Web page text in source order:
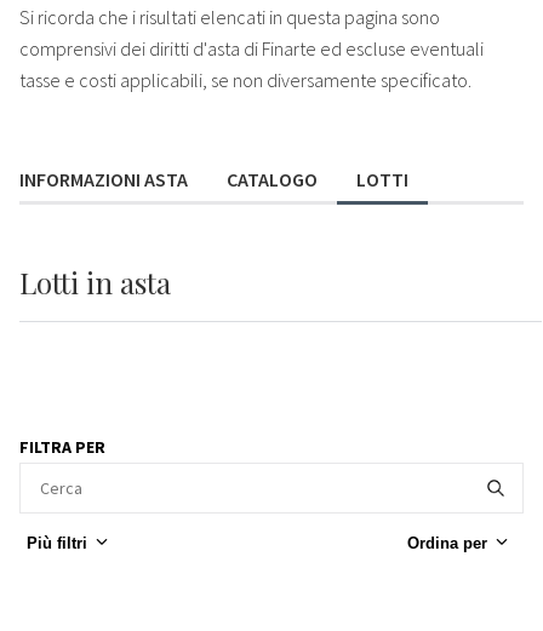
Si ricorda che i risultati elencati in questa pagina sono
comprensivi dei diritti d'asta di Finarte ed escluse eventuali
tasse e costi applicabili, se non diversamente specificato.
INFORMAZIONI ASTA CATALOGO LOTTI
Lotti in asta
FILTRA PER
Più filtri Ordina per